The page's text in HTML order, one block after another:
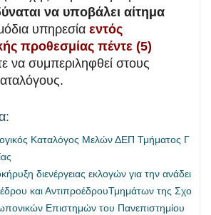
να υποβάλει αίτημα
υπηρεσία εντός
προθεσμίας πέντε (5)
να συμπεριληφθεί στους
Καταλόγος Μελών ΔΕΠ Τμήματος Γ
διενέργειας εκλογών για την ανάδει
και ΑντιπροέδρουΤμημάτων της Σχο
Επιστημών του Πανεπιστημίου